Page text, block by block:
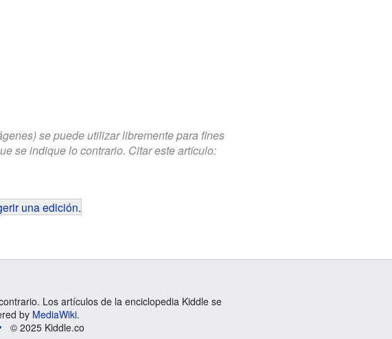
se puede utilizar libremente para fines
se indique lo contrario. Citar este artículo:
una edición.
Los artículos de la enciclopedia Kiddle se
by MediaWiki.
© 2025 Kiddle.co